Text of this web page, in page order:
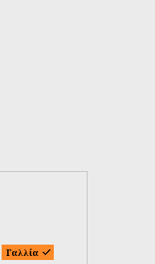
Γαλλία